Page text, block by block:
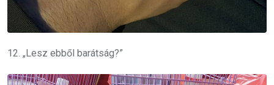
12. „Lesz ebből barátság?”